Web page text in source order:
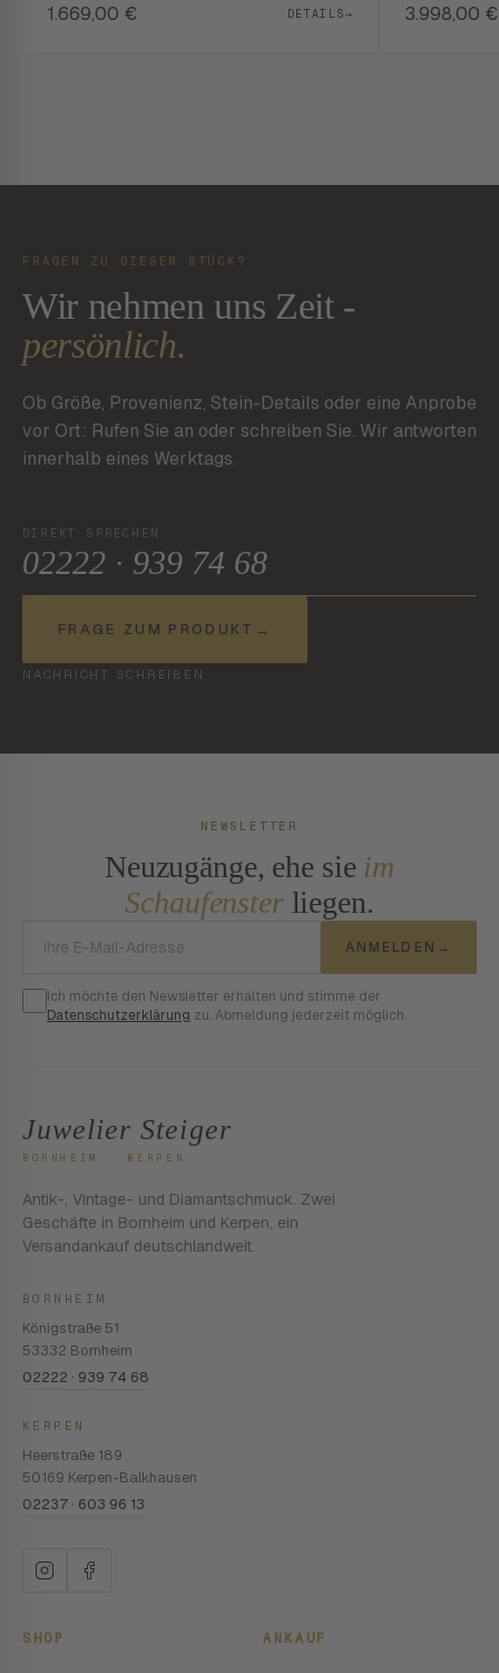
1.669,00 € DETAILS→ 3.998,00 €
FRAGEN ZU DIESEM STÜCK?
Wir nehmen uns Zeit -
persönlich.
Ob Größe, Provenienz, Stein-Details oder eine Anprobe
vor Ort: Rufen Sie an oder schreiben Sie. Wir antworten
innerhalb eines Werktags.
DIREKT SPRECHEN
02222 · 939 74 68
FRAGE ZUM PRODUKT →
NACHRICHT SCHREIBEN
NEWSLETTER
Neuzugänge, ehe sie im
Schaufensterliegen.
ANMELDEN →
Ich möchte den Newsletter erhalten und stimme der
Datenschutzerklärung zu. Abmeldung jederzeit möglich.
Juwelier Steiger
BORNHEIM · KERPEN
Antik-, Vintage- und Diamantschmuck. Zwei
Geschäfte in Bornheim und Kerpen, ein
Versandankauf deutschlandweit.
BORNHEIM
Königstraße 51
53332 Bornheim
02222 · 939 74 68
KERPEN
Heerstraße 189
50169 Kerpen-Balkhausen
02237 · 603 96 13
SHOP ANKAUF